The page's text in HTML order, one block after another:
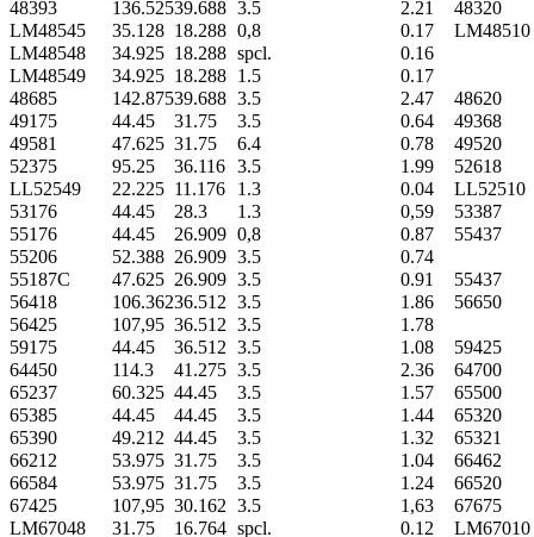
48393
136.52539.688 3.5 2.21
48320
LM48545
35.128 18.288 0,8 0.17
LM48510
LM48548
34.925 18.288 spcl.
0.16
LM48549
34.925 18.288 1.5
0.17
48685
142.87539.688 3.5 2.47
48620
49175
44.45 31.75 3.5 0.64
49368
49581
47.625 31.75 6.4 0.78
49520
52375
95.25 36.116 3.5 1.99
52618
LL52549
22.225 11.176 1.3 0.04
LL52510
53176
44.45 28.3 1.3 0,59
53387
55176
44.45 26.909 0,8 0.87
55437
55206
52.388 26.909 3.5
0.74
55187C
47.625 26.909 3.5 0.91
55437
56418
106.36236.512 3.5 1.86
56650
56425
107,95 36.512 3.5
1.78
59175
44.45 36.512 3.5 1.08
59425
64450
114.3 41.275 3.5 2.36
64700
65237
60.325 44.45 3.5 1.57
65500
65385
44.45 44.45 3.5 1.44
65320
65390
49.212 44.45 3.5 1.32
65321
66212
53.975 31.75 3.5 1.04
66462
66584
53.975 31.75 3.5 1.24
66520
67425
107,95 30.162 3.5 1,63
67675
LM67048
31.75 16.764 spcl. 0.12 LM67010